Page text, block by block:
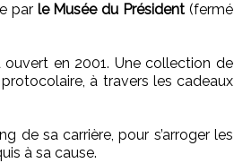
par le Musée du Président (fermé
ouvert en 2001. Une collection de
à travers les cadeaux
de sa carrière, pour s’arroger les
à sa cause.